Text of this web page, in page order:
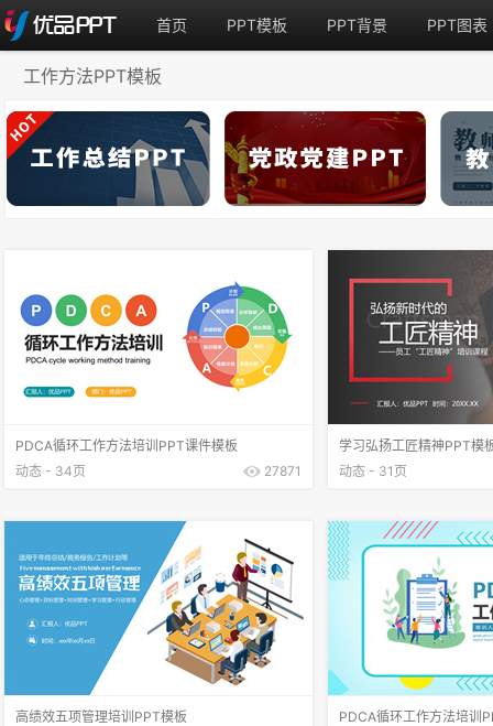
首页 PPT模板 PPT背景 PPT图表
工作方法PPT模板
PDCA循环工作方法培训PPT课件模板
动态 - 34页
27871
学习弘扬工匠精神PPT模
动态 - 31页
高绩效五项管理培训PPT模板
PDCA循环工作方法培训